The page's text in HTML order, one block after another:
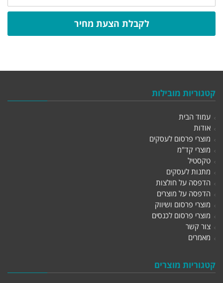
לקבלת הצעת מחיר
קטגוריות מובילות
עמוד הבית
אודות
מוצרי פרסום לעסקים
מוצרי קד"מ
טקסטיל
מתנות לעסקים
הדפסה על חולצות
הדפסה על מוצרים
מוצרי פרסום ושיווק
מוצרי פרסום לכנסים
צור קשר
מאמרים
קטגוריות מוצרים